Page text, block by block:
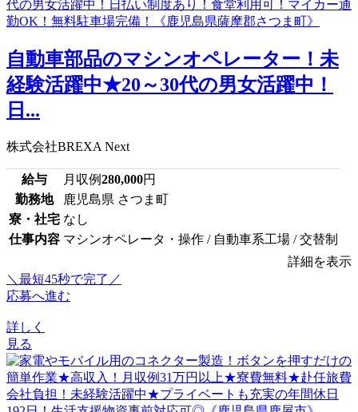
自動車部品のマシンオペレーター！未
経験活躍中★20～30代の男女活躍中！
日...
株式会社BREXA Next
給与 月収例280,000円
勤務地
鹿児島県 さつま町
寮・社宅 なし
仕事内容 マシンオペレータ・操作 / 自動車系工場 / 交替制
詳細を表示
＼最短45秒で完了／
応募へ進む
詳しく
見る